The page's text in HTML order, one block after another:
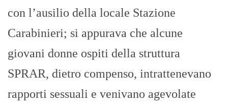
con l’ausilio della locale Stazione
Carabinieri; si appurava che alcune
giovani donne ospiti della struttura
SPRAR, dietro compenso, intrattenevano
rapporti sessuali e venivano agevolate